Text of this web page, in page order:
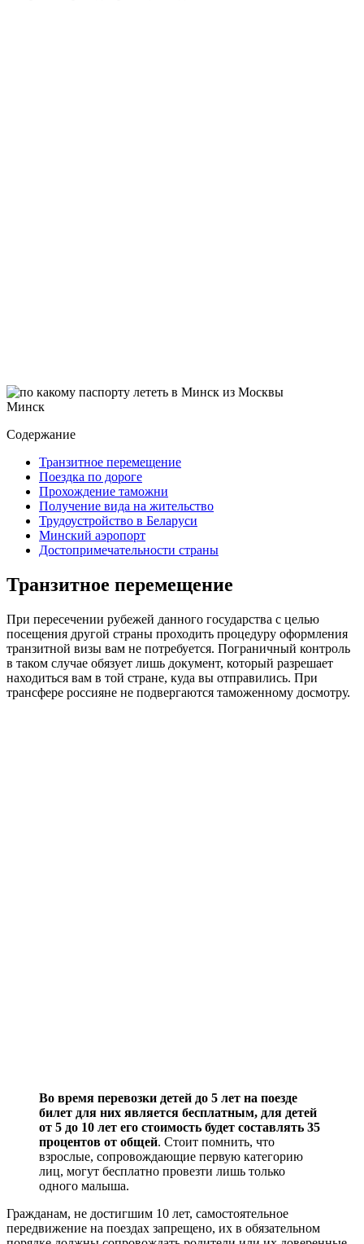
Минск
Содержание
Транзитное перемещение
Поездка по дороге
Прохождение таможни
Получение вида на жительство
Трудоустройство в Беларуси
Минский аэропорт
Достопримечательности страны
Транзитное перемещение
При пересечении рубежей данного государства с целью
посещения другой страны проходить процедуру оформления
транзитной визы вам не потребуется. Пограничный контроль
в таком случае обязует лишь документ, который разрешает
находиться вам в той стране, куда вы отправились. При
трансфере россияне не подвергаются таможенному досмотру.
Во время перевозки детей до 5 лет на поезде
билет для них является бесплатным, для детей
от 5 до 10 лет его стоимость будет составлять 35
процентов от общей. Стоит помнить, что
взрослые, сопровождающие первую категорию
лиц, могут бесплатно провезти лишь только
одного малыша.
Гражданам, не достигшим 10 лет, самостоятельное
передвижение на поездах запрещено, их в обязательном